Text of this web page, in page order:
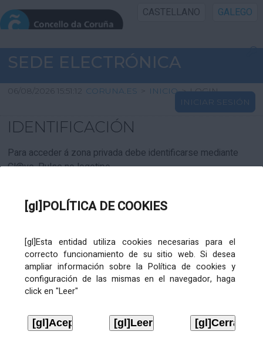
[gl]POLÍTICA DE COOKIES
[gl]Esta entidad utiliza cookies necesarias para el
correcto funcionamiento de su sitio web. Si desea
ampliar información sobre la Política de cookies y
configuración de las mismas en el navegador, haga
click en "Leer"
CASTELLANO GALEGO
INICIO SEDE
INICIO
INFORMACIÓN PÚBLICA
CARTAFOL CIDADÁN
SEDE ELECTRÓNICA
06/08/2026 15:51:12 CORUNA.ES > INICIO > LOGIN
INICIAR SESIÓN
IDENTIFICACIÓN
Para acceder á zona privada debe identificarse mediante
Cl@ve. Pulse no logotipo